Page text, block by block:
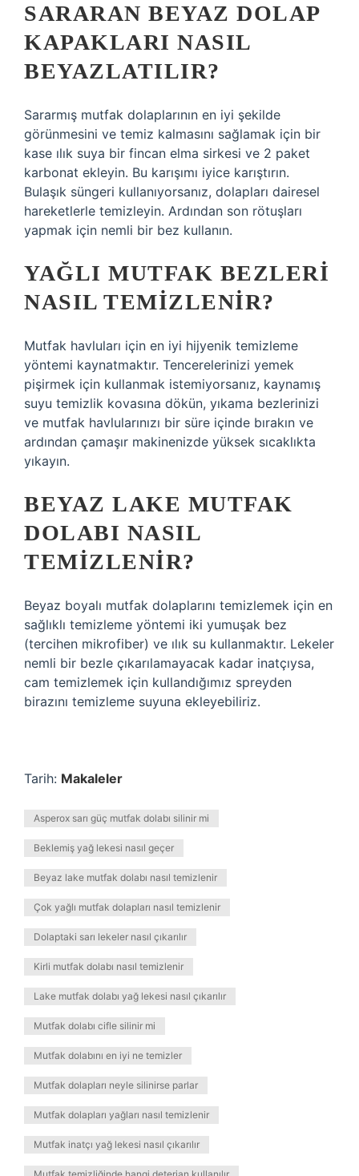
SARARAN BEYAZ DOLAP
KAPAKLARI NASIL
BEYAZLATILIR?
Sararmış mutfak dolaplarının en iyi şekilde
görünmesini ve temiz kalmasını sağlamak için bir
kase ılık suya bir fincan elma sirkesi ve 2 paket
karbonat ekleyin. Bu karışımı iyice karıştırın.
Bulaşık süngeri kullanıyorsanız, dolapları dairesel
hareketlerle temizleyin. Ardından son rötuşları
yapmak için nemli bir bez kullanın.
YAĞLI MUTFAK BEZLERI
NASIL TEMIZLENIR?
Mutfak havluları için en iyi hijyenik temizleme
yöntemi kaynatmaktır. Tencerelerinizi yemek
pişirmek için kullanmak istemiyorsanız, kaynamış
suyu temizlik kovasına dökün, yıkama bezlerinizi
ve mutfak havlularınızı bir süre içinde bırakın ve
ardından çamaşır makinenizde yüksek sıcaklıkta
yıkayın.
BEYAZ LAKE MUTFAK
DOLABI NASIL
TEMIZLENIR?
Beyaz boyalı mutfak dolaplarını temizlemek için en
sağlıklı temizleme yöntemi iki yumuşak bez
(tercihen mikrofiber) ve ılık su kullanmaktır. Lekeler
nemli bir bezle çıkarılamayacak kadar inatçıysa,
cam temizlemek için kullandığımız spreyden
birazını temizleme suyuna ekleyebiliriz.
Tarih: Makaleler
Asperox sarı güç mutfak dolabı silinir mi
Beklemiş yağ lekesi nasıl geçer
Beyaz lake mutfak dolabı nasıl temizlenir
Çok yağlı mutfak dolapları nasıl temizlenir
Dolaptaki sarı lekeler nasıl çıkarılır
Kirli mutfak dolabı nasıl temizlenir
Lake mutfak dolabı yağ lekesi nasıl çıkarılır
Mutfak dolabı cifle silinir mi
Mutfak dolabını en iyi ne temizler
Mutfak dolapları neyle silinirse parlar
Mutfak dolapları yağları nasıl temizlenir
Mutfak inatçı yağ lekesi nasıl çıkarılır